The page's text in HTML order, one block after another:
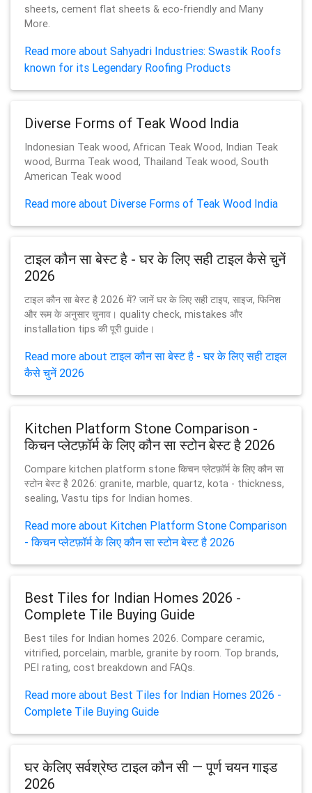
sheets, cement flat sheets & eco-friendly and Many
More.
Read more about Sahyadri Industries: Swastik Roofs
known for its Legendary Roofing Products
Diverse Forms of Teak Wood India
Indonesian Teak wood, African Teak Wood, Indian Teak
wood, Burma Teak wood, Thailand Teak wood, South
American Teak wood
Read more about Diverse Forms of Teak Wood India
टाइल कौन सा बेस्ट है - घर के लिए सही टाइल कैसे चुनें
2026
टाइल कौन सा बेस्ट है 2026 में? जानें घर के लिए सही टाइप, साइज, फिनिश
और रूम के अनुसार चुनाव। quality check, mistakes और
installation tips की पूरी guide।
Read more about टाइल कौन सा बेस्ट है - घर के लिए सही टाइल
कैसे चुनें 2026
Kitchen Platform Stone Comparison -
किचन प्लेटफ़ॉर्म के लिए कौन सा स्टोन बेस्ट है 2026
Compare kitchen platform stone किचन प्लेटफ़ॉर्म के लिए कौन सा
स्टोन बेस्ट है 2026: granite, marble, quartz, kota - thickness,
sealing, Vastu tips for Indian homes.
Read more about Kitchen Platform Stone Comparison
- किचन प्लेटफ़ॉर्म के लिए कौन सा स्टोन बेस्ट है 2026
Best Tiles for Indian Homes 2026 -
Complete Tile Buying Guide
Best tiles for Indian homes 2026. Compare ceramic,
vitrified, porcelain, marble, granite by room. Top brands,
PEI rating, cost breakdown and FAQs.
Read more about Best Tiles for Indian Homes 2026 -
Complete Tile Buying Guide
घर केलिए सर्वश्रेष्ठ टाइल कौन सी — पूर्ण चयन गाइड
2026